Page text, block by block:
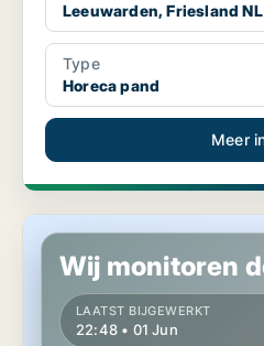
Leeuwarden, Friesland NL
Type
Horeca pand
Meer
Horeca pand in
Wij monitoren
LAATST BIJGEWERKT
22:48 • 01 Jun